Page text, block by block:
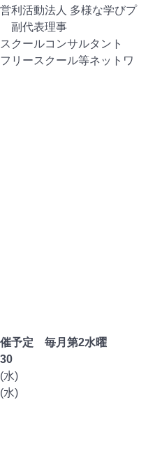
活動法人 多様な学びプ
副代表理事
ールコンサルタント
ースクール等ネットワ
予定　毎月第2水曜
水)
水)